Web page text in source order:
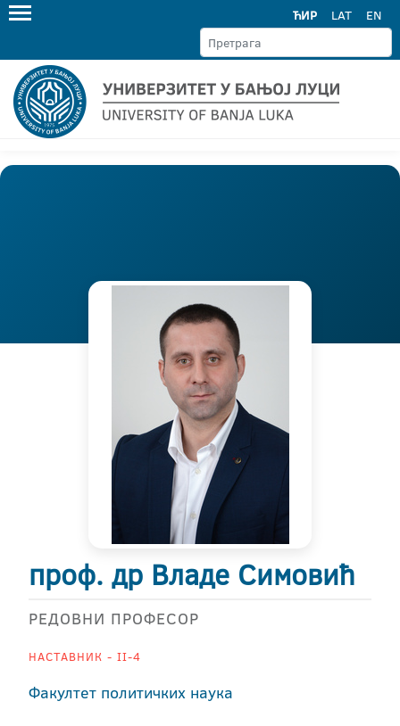
ЋИР LAT EN
проф. др Владе Симовић
РЕДОВНИ ПРОФЕСОР
НАСТАВНИК - II-4
Факултет политичких наука